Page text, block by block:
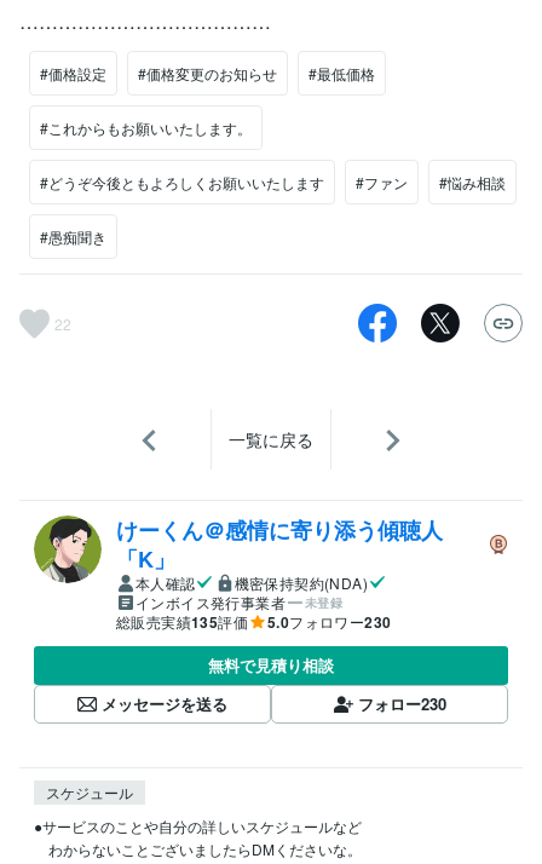
…………………………………
#価格設定 #価格変更のお知らせ #最低価格
#これからもお願いいたします。
#どうぞ今後ともよろしくお願いいたします #ファン #悩み相談
#愚痴聞き
22
一覧に戻る
けーくん＠感情に寄り添う傾聴人
「K」
本人確認
機密保持契約(NDA)
インボイス発行事業者
未登録
総販売実績135評価 5.0フォロワー230
無料で見積り相談
メッセージを送る
フォロー230
スケジュール
●サービスのことや自分の詳しいスケジュールなど
わからないことございましたらDMくださいな。